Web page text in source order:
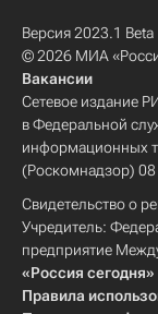
Версия 2023.1 Beta
© 2026 МИА
Вакансии
Сетевое издание
в Федеральной
информационных
(Роскомнадзор) 08
Свидетельство о
Учредитель:
предприятие
«Россия сегодня»
Правила